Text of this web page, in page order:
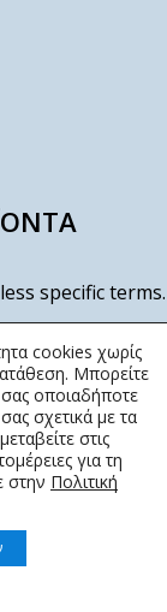
specific terms.
by idcs
cookies χωρίς
Μπορείτε
οποιαδήποτε
σας σχετικά με τα
στις
για τη
στην Πολιτική